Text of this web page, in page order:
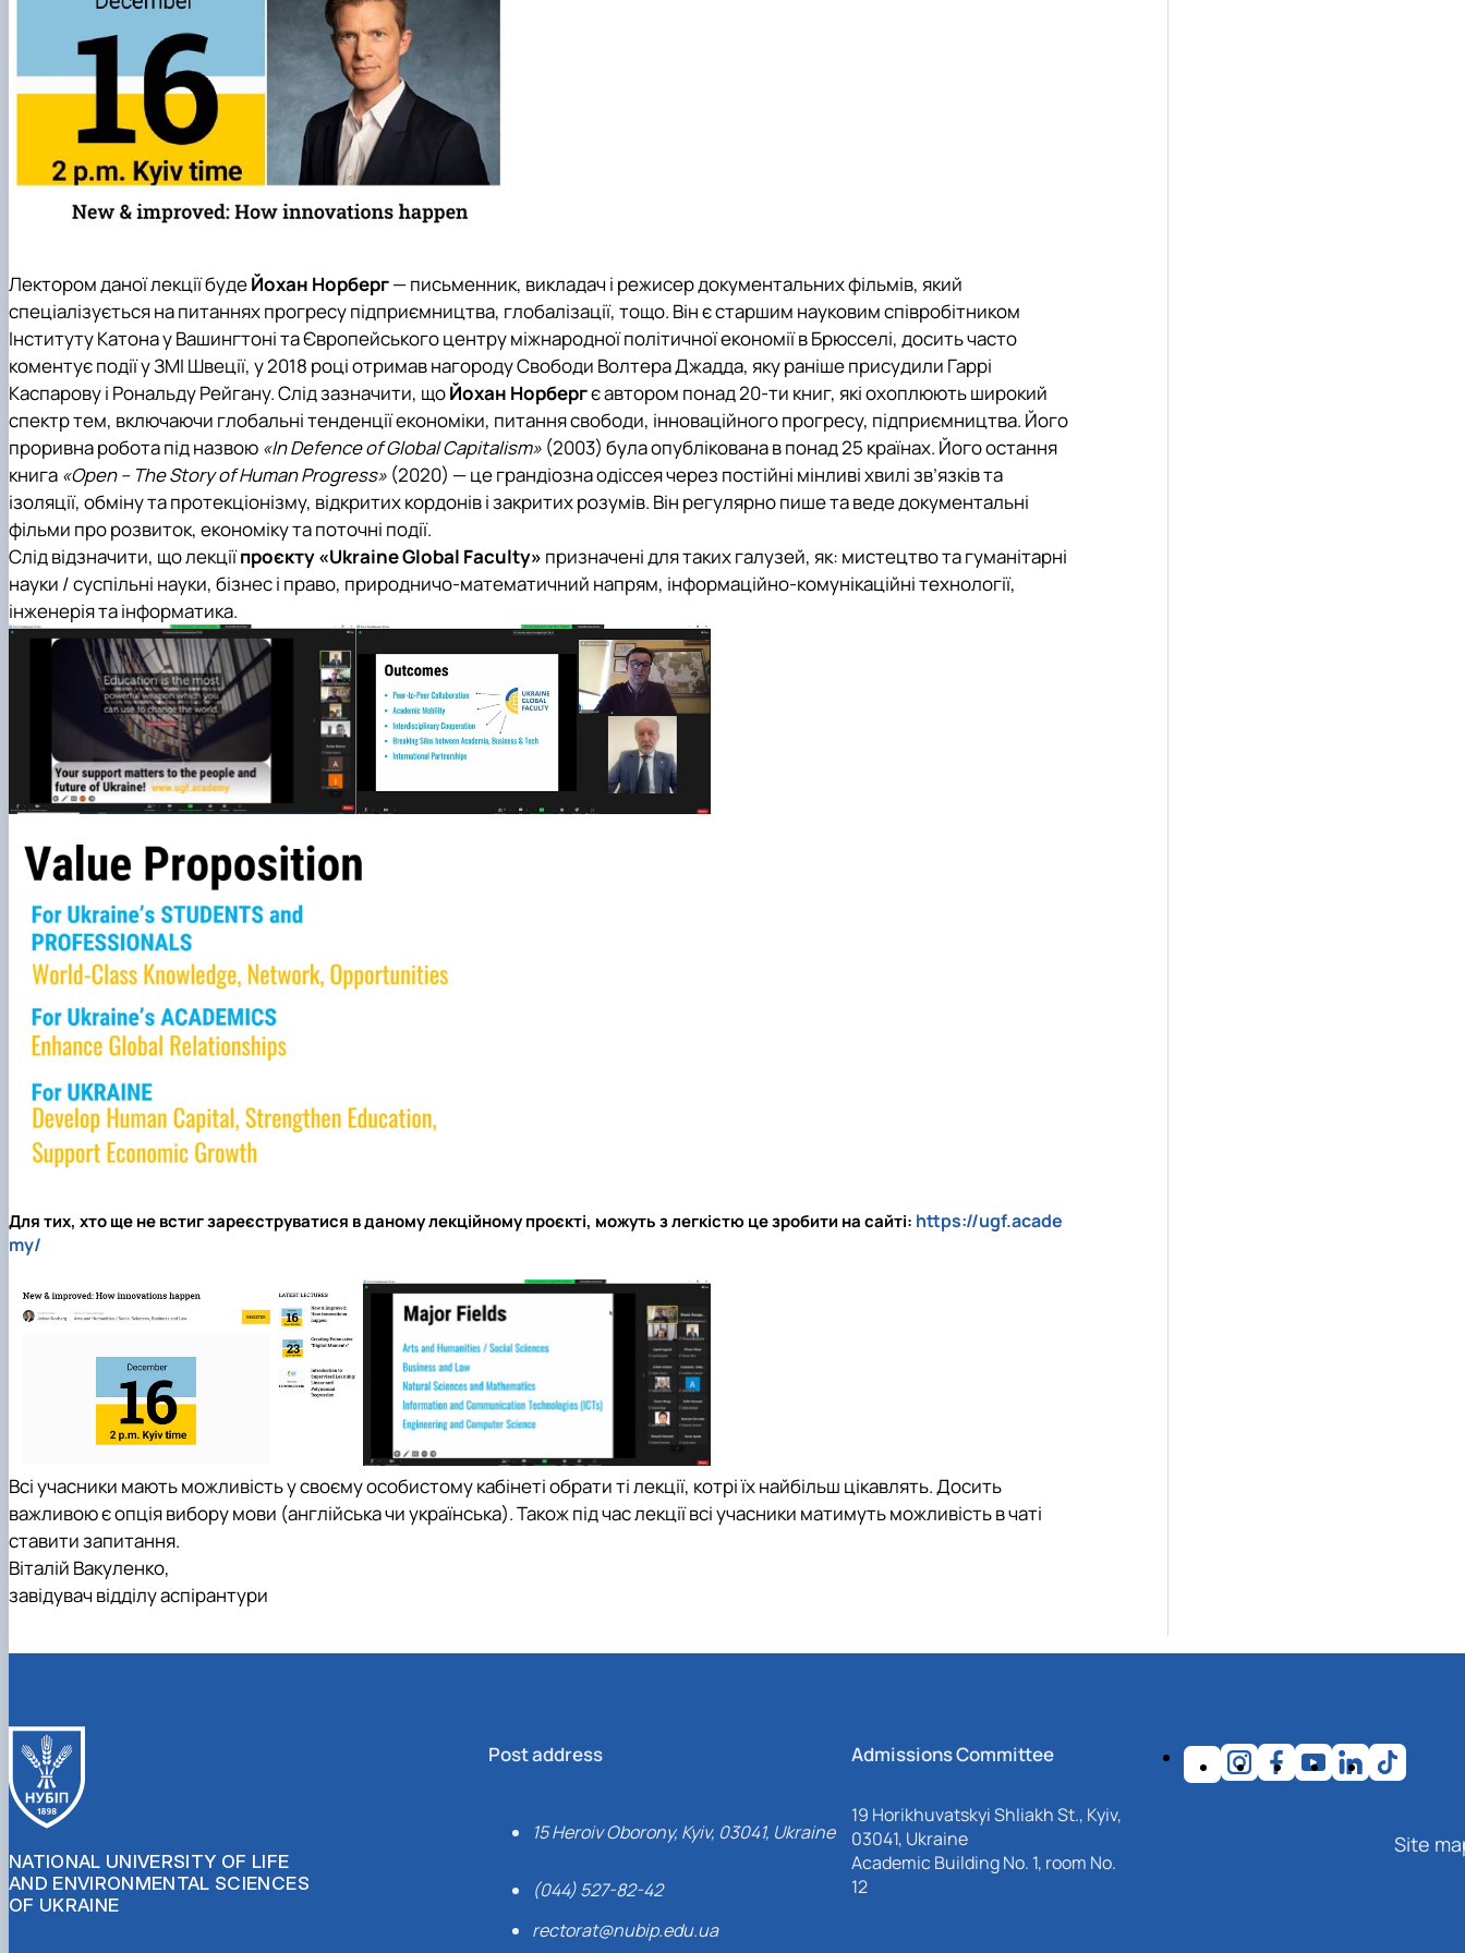
Лектором даної лекції будеЙохан Норберг— письменник, викладач і режисер документальних фільмів, який
спеціалізується на питаннях прогресу підприємництва, глобалізації, тощо. Він є старшим науковим співробітником
Інституту Катона у Вашингтоні та Європейського центру міжнародної політичної економії в Брюсселі, досить часто
коментує події у ЗМІ Швеції, у 2018 році отримав нагороду Свободи Волтера Джадда, яку раніше присудили Гаррі
Каспарову і Рональду Рейгану. Слід зазначити, щоЙохан Норбергє автором понад 20-ти книг, які охоплюють широкий
спектр тем, включаючи глобальні тенденції економіки, питання свободи, інноваційного прогресу, підприємництва. Його
проривна робота під назвою «In Defence of Global Capitalism» (2003) була опублікована в понад 25 країнах. Його остання
книга «Open – The Story of Human Progress» (2020) — це грандіозна одіссея через постійні мінливі хвилі зв’язків та
ізоляції, обміну та протекціонізму, відкритих кордонів і закритих розумів. Він регулярно пише та веде документальні
фільми про розвиток, економіку та поточні події.
Слід відзначити, що лекціїпроєкту «Ukraine Global Faculty» призначені для таких галузей, як: мистецтво та гуманітарні
науки / суспільні науки, бізнес і право, природничо-математичний напрям, інформаційно-комунікаційні технології,
інженерія та інформатика.
Для тих, хто ще не встиг зареєструватися в даному лекційному проєкті, можуть з легкістю це зробити на сайті: https://ugf.acade
my/
Всі учасники мають можливість у своєму особистому кабінеті обрати ті лекції, котрі їх найбільш цікавлять. Досить
важливою є опція вибору мови (англійська чи українська). Також під час лекції всі учасники матимуть можливість в чаті
ставити запитання.
Віталій Вакуленко,
завідувач відділу аспірантури
NATIONAL UNIVERSITY OF LIFE
AND ENVIRONMENTAL SCIENCES
OF UKRAINE
Post address
15 Heroiv Oborony, Kyiv, 03041, Ukraine
(044) 527-82-42
rectorat@nubip.edu.ua
Admissions Committee
19 Horikhuvatskyi Shliakh St., Kyiv,
03041, Ukraine
Academic Building No. 1, room No.
12
Site